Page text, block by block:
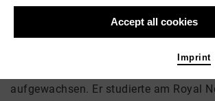
Gidon Saks wurde in Israel geboren
aufgewachsen. Er studierte am Royal
Accept all cookies
Imprint